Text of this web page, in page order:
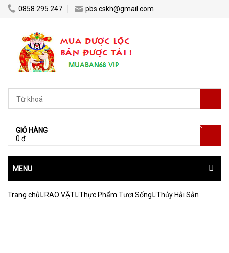
0858.295.247 pbs.cskh@gmail.com
GIỎ HÀNG
0 đ
[0]
MENU
Trang chủ RAO VẶT Thực Phẩm Tươi Sống Thủy Hải Sản